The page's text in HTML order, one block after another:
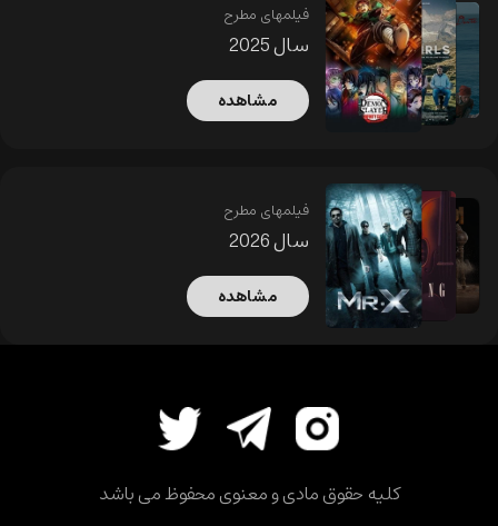
فیلمهای مطرح
سال 2025
مشاهده
فیلمهای مطرح
سال 2026
مشاهده
کلیه حقوق مادی و معنوی محفوظ می باشد